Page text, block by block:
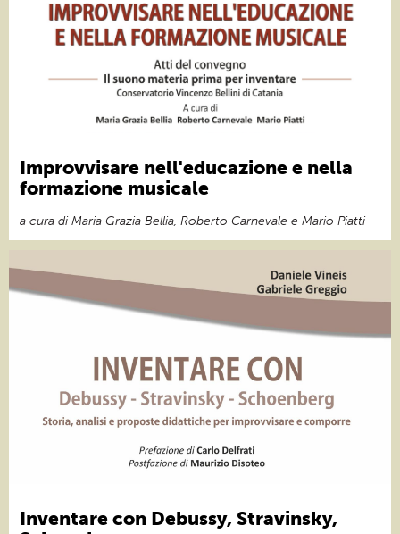
Improvvisare nell'educazione e nella
formazione musicale
a cura di Maria Grazia Bellia, Roberto Carnevale e Mario Piatti
Inventare con Debussy, Stravinsky,